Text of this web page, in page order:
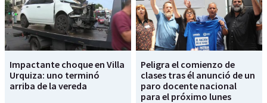
Impactante choque en Villa
Urquiza: uno terminó
arriba de la vereda
Peligra el comienzo de
clases tras él anunció de un
paro docente nacional
para el próximo lunes